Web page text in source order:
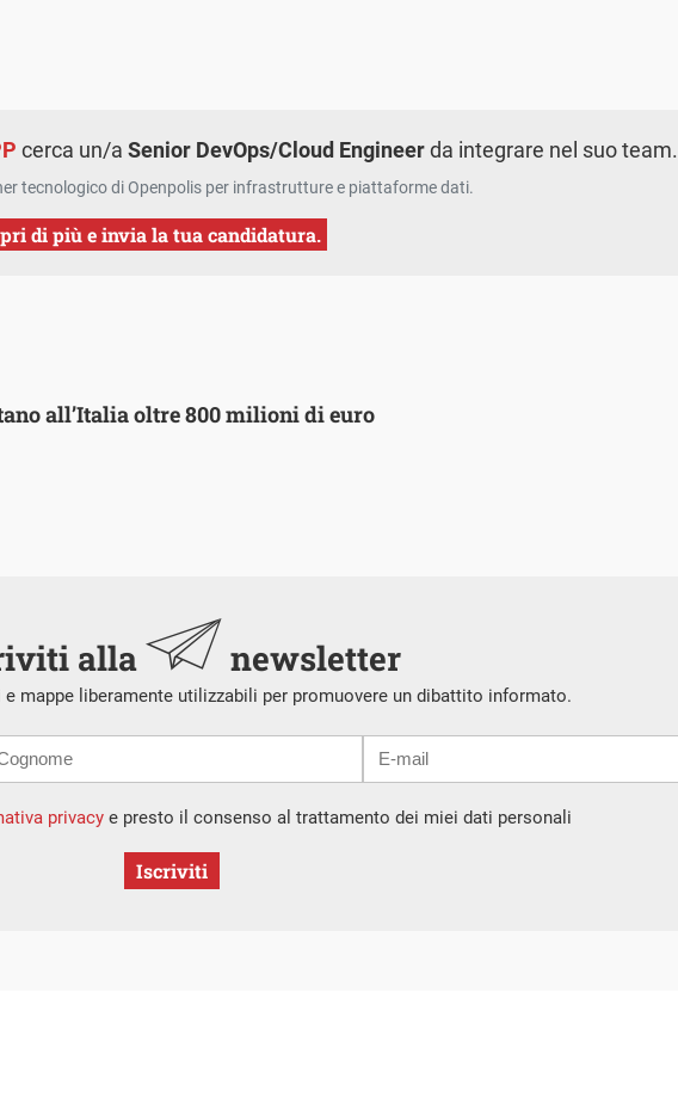
cerca un/aSenior DevOps/Cloud Engineerda integrare nel suo team.
tecnologico di Openpolis per infrastrutture e piattaforme dati.
di più e invia la tua candidatura.
all’Italia oltre 800 milioni di euro
alla newsletter
mappe liberamente utilizzabili per promuovere un dibattito informato.
privacye presto il consenso al trattamento dei miei dati personali
Iscriviti